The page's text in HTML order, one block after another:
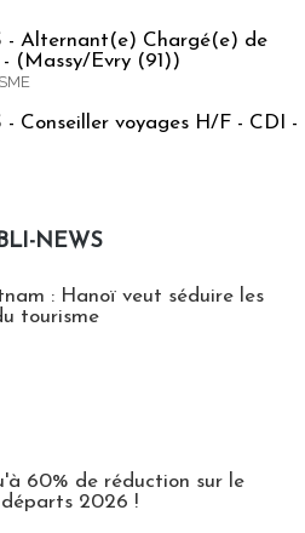
- Alternant(e) Chargé(e) de
- (Massy/Evry (91))
- Conseiller voyages H/F - CDI -
NEWS
: Hanoï veut séduire les
tourisme
60% de réduction sur le
2026 !